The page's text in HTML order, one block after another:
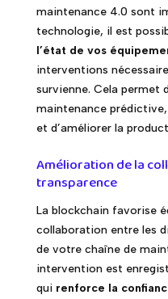
maintenance 4.0 sont
technologie, il est
l’état de vos
interventions
survienne. Cela permet
maintenance
et d’améliorer la
Amélioration de la
transparence
La blockchain favorise
collaboration entre les
de votre chaîne de
intervention est
qui renforce la